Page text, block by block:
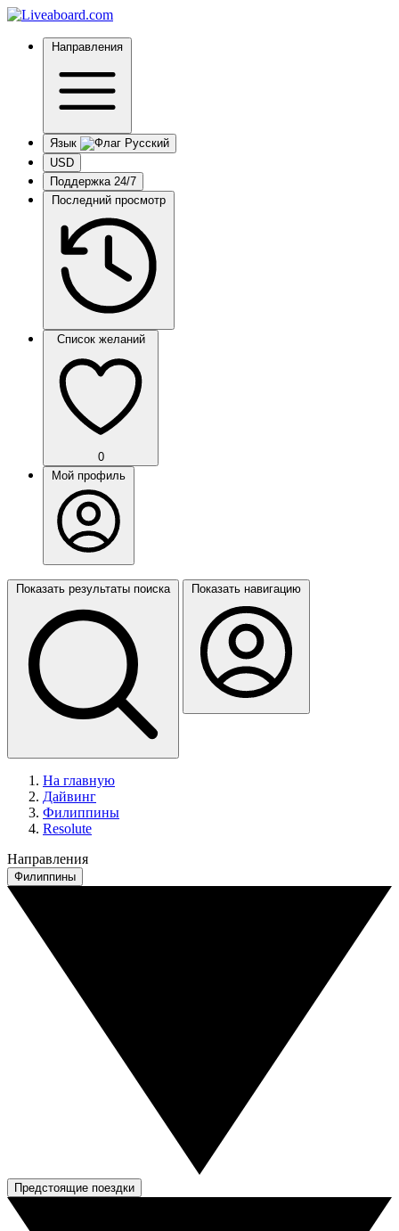
Направления
Язык
USD
Поддержка 24/7
Последний просмотр
Список желаний
0
Мой профиль
Показать результаты поиска Показать навигацию
На главную
Дайвинг
Филиппины
Resolute
Направления
Филиппины
Предстоящие поездки